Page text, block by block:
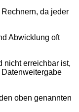
da jeder
Abwicklung oft
nicht erreichbar ist,
oben genannten